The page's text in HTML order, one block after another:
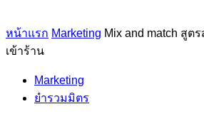
หน้าแรก Marketing Mix and match สูต
เข้าร้าน
Marketing
ยำรวมมิตร